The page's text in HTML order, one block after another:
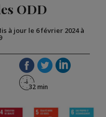
ODD
à jour le 6 février 2024 à